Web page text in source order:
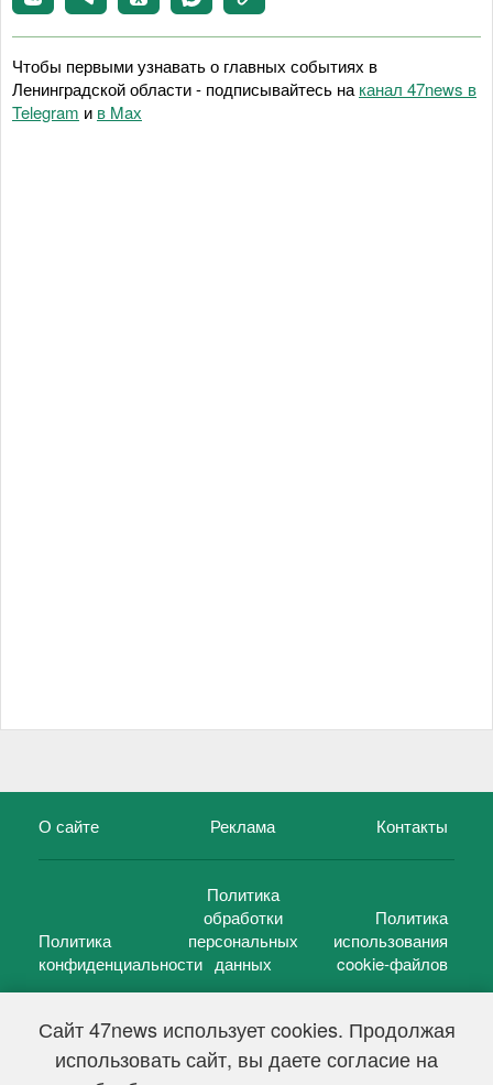
Сайт 47news использует cookies. Продолжая
использовать сайт, вы даете согласие на
Чтобы первыми узнавать о главных событиях в
Ленинградской области - подписывайтесь на канал 47news в
Telegram и в Maх
О сайте Реклама Контакты
Политика
конфиденциальности
Политика
обработки
персональных
данных
Политика
использования
cookie-файлов
47 новостей (47 news)2005 — 2026 г.